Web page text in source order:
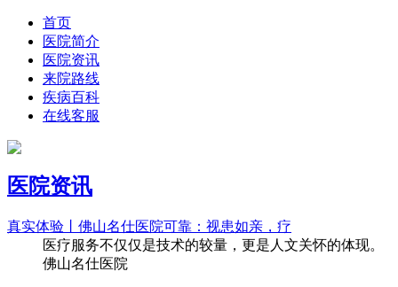
首页
医院简介
医院资讯
来院路线
疾病百科
在线客服
医院资讯
真实体验丨佛山名仕医院可靠：视患如亲，疗
医疗服务不仅仅是技术的较量，更是人文关怀的体现。
佛山名仕医院